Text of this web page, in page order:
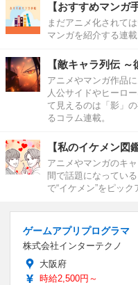
【おすすめマンガ
まだアニメ化されて
マンガを紹介する連載
【敵キャラ列伝
アニメやマンガ作品
人公サイドやヒーロ
て見えるのは「影」
るコラム連載。
【私のイケメン図鑑
アニメやマンガのキ
間で話題になってい
で“イケメン”をピッ
ゲームアプリプログラマ
株式会社インターテクノ
大阪府
時給2,500円～